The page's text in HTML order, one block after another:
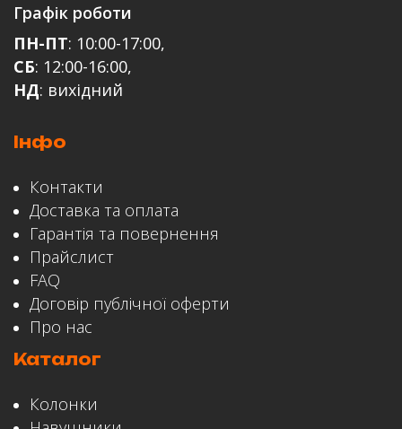
Графік роботи
ПН-ПТ: 10:00-17:00,
СБ: 12:00-16:00,
НД: вихідний
Інфо
Контакти
Доставка та оплата
Гарантія та повернення
Прайслист
FAQ
Договір публічної оферти
Про нас
Каталог
Колонки